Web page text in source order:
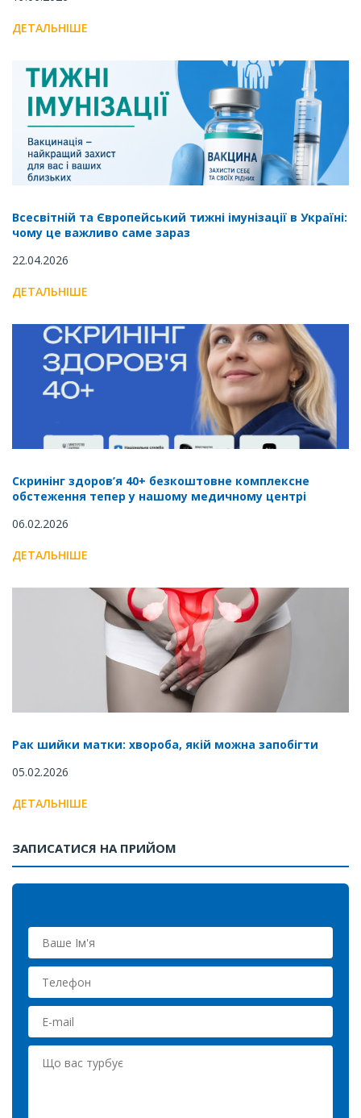
ДЕТАЛЬНІШЕ
Всесвітній та Європейський тижні імунізації в Україні:
чому це важливо саме зараз
22.04.2026
ДЕТАЛЬНІШЕ
Скринінг здоров’я 40+ безкоштовне комплексне
обстеження тепер у нашому медичному центрі
06.02.2026
ДЕТАЛЬНІШЕ
Рак шийки матки: хвороба, якій можна запобігти
05.02.2026
ДЕТАЛЬНІШЕ
ЗАПИСАТИСЯ НА ПРИЙОМ